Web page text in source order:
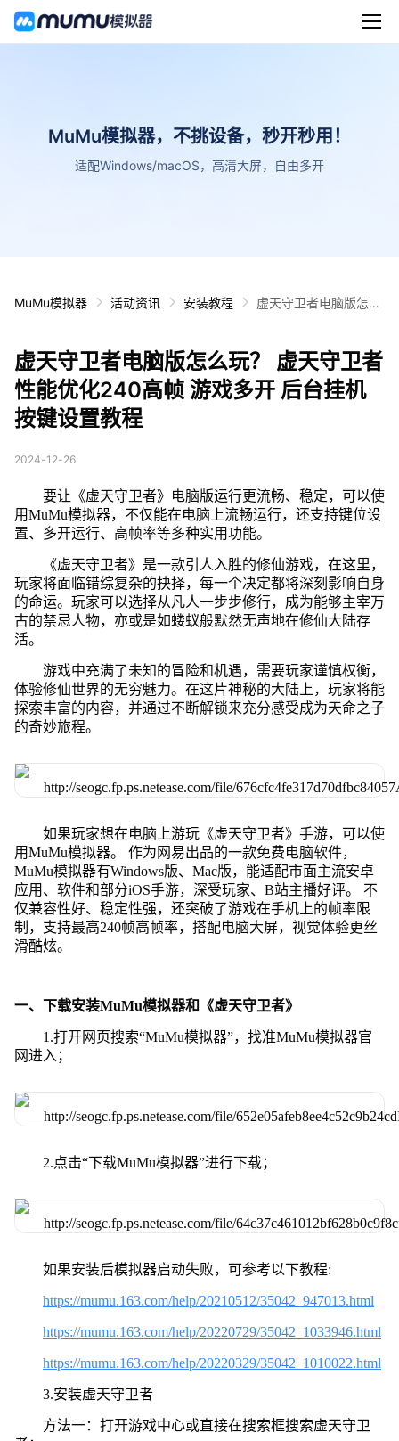
MuMu模拟器，不挑设备，秒开秒用！
适配Windows/macOS，高清大屏，自由多开
MuMu模拟器 活动资讯 安装教程
虚天守卫者电脑版怎么
后台挂机 按键设置教程
虚天守卫者电脑版怎么玩？ 虚天守卫者
性能优化240高帧 游戏多开 后台挂机
按键设置教程
2024-12-26
要让《虚天守卫者》电脑版运行更流畅、稳定，可以使
用MuMu模拟器，不仅能在电脑上流畅运行，还支持键位设
置、多开运行、高帧率等多种实用功能。
《虚天守卫者》是一款引人入胜的修仙游戏，在这里，
玩家将面临错综复杂的抉择，每一个决定都将深刻影响自身
的命运。玩家可以选择从凡人一步步修行，成为能够主宰万
古的禁忌人物，亦或是如蝼蚁般默然无声地在修仙大陆存
活。
游戏中充满了未知的冒险和机遇，需要玩家谨慎权衡，
体验修仙世界的无穷魅力。在这片神秘的大陆上，玩家将能
探索丰富的内容，并通过不断解锁来充分感受成为天命之子
的奇妙旅程。
如果玩家想在电脑上游玩《虚天守卫者》手游，可以使
用MuMu模拟器。 作为网易出品的一款免费电脑软件，
MuMu模拟器有Windows版、Mac版，能适配市面主流安卓
应用、软件和部分iOS手游，深受玩家、B站主播好评。 不
仅兼容性好、稳定性强，还突破了游戏在手机上的帧率限
制，支持最高240帧高帧率，搭配电脑大屏，视觉体验更丝
滑酷炫。
一、下载安装MuMu模拟器和《虚天守卫者》
1.打开网页搜索“MuMu模拟器”，找准MuMu模拟器官
网进入；
2.点击“下载MuMu模拟器”进行下载；
如果安装后模拟器启动失败，可参考以下教程:
https://mumu.163.com/help/20210512/35042_947013.html
https://mumu.163.com/help/20220729/35042_1033946.html
https://mumu.163.com/help/20220329/35042_1010022.html
3.安装虚天守卫者
方法一：打开游戏中心或直接在搜索框搜索虚天守卫